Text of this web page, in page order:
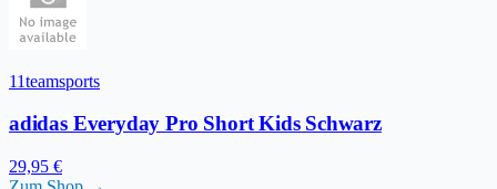
11teamsports
adidas Everyday Pro Short Kids Schwarz
29,95 €